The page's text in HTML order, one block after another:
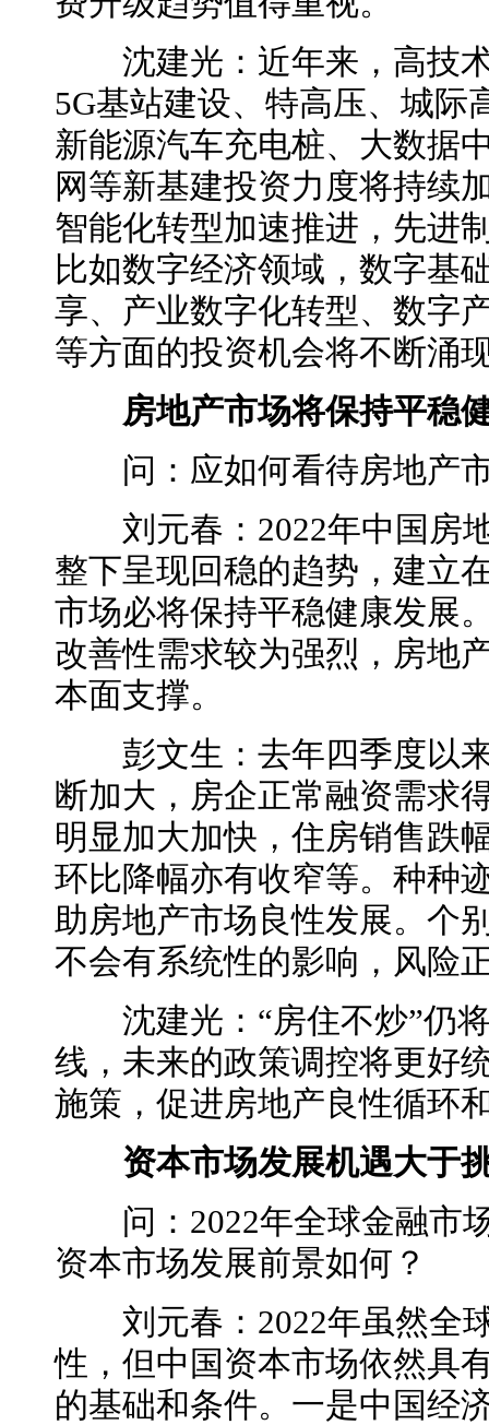
沈建光：近年来，高技术
5G基站建设、特高压、城际
新能源汽车充电桩、大数据
网等新基建投资力度将持续
智能化转型加速推进，先进
比如数字经济领域，数字基
享、产业数字化转型、数字
等方面的投资机会将不断涌
房地产市场将保持平稳
问：应如何看待房地产
刘元春：2022年中国房
整下呈现回稳的趋势，建立
市场必将保持平稳健康发展
改善性需求较为强烈，房地
本面支撑。
彭文生：去年四季度以来
断加大，房企正常融资需求
明显加大加快，住房销售跌
环比降幅亦有收窄等。种种
助房地产市场良性发展。个
不会有系统性的影响，风险
沈建光：“房住不炒”仍将
线，未来的政策调控将更好
施策，促进房地产良性循环
资本市场发展机遇大于
问：2022年全球金融市
资本市场发展前景如何？
刘元春：2022年虽然全
性，但中国资本市场依然具
的基础和条件。一是中国经